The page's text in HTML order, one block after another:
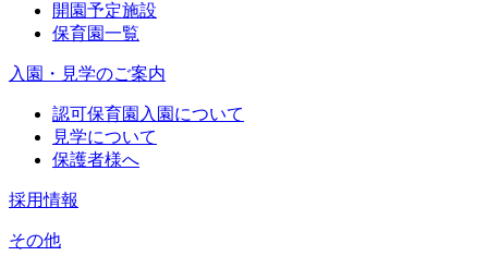
開園予定施設
保育園一覧
入園・見学のご案内
認可保育園入園について
見学について
保護者様へ
採用情報
その他